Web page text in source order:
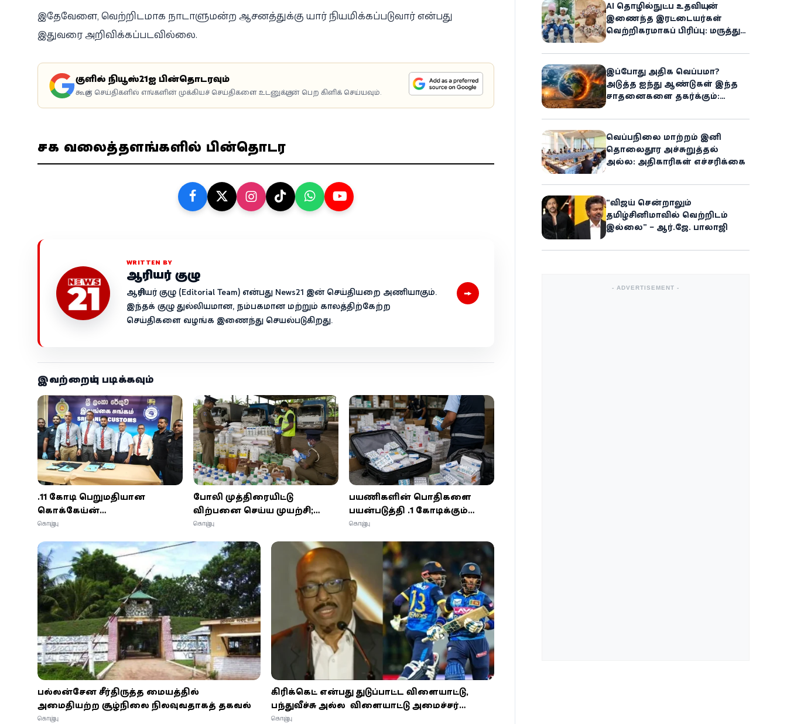
இதேவேளை, வெற்றிடமாக நாடாளுமன்ற ஆசனத்துக்கு யார் நியமிக்கப்படுவார் என்பது
இதுவரை அறிவிக்கப்படவில்லை.
கூகுளில் நியூஸ்21ஐ பின்தொடரவும்
கூகுள் செய்திகளில் எங்களின் முக்கியச் செய்திகளை உடனுக்குடன் பெற கிளிக் செய்யவும்.
சமூக வலைத்தளங்களில் பின்தொடர
WRITTEN BY
ஆசிரியர் குழு
ஆசிரியர் குழு (Editorial Team) என்பது News21 இன் செய்தியறை அணியாகும்.
இந்தக் குழு துல்லியமான, நம்பகமான மற்றும் காலத்திற்கேற்ற
செய்திகளை வழங்க இணைந்து செயல்படுகிறது.
→
இவற்றையும் படிக்கவும்
ரூ.11 கோடி பெறுமதியான
கொக்கேய்ன்
போதைப்பொருள் பறிமுதல்:
கொழும்பு
போலி முத்திரையிட்டு
விற்பனை செய்ய முயற்சி;
காலாவதியான விவசாய
கொழும்பு
பயணிகளின் பொதிகளை
பயன்படுத்தி ரூ.1 கோடிக்கும்
அதிக பெறுமதியான
கொழும்பில் களஞ்சியம்
சிக்கியது!
கொழும்பு
பல்லன்சேன சீர்திருத்த மையத்தில்
அமைதியற்ற சூழ்நிலை நிலவுவதாகத் தகவல்
கொழும்பு
கிரிக்கெட் என்பது துடுப்பாட்ட விளையாட்டு,
பந்துவீச்சு அல்ல - விளையாட்டு அமைச்சர்
பரபரப்பு கருத்து!
கொழும்பு
AI தொழில்நுட்ப உதவியுடன்
இணைந்த இரட்டையர்கள்
வெற்றிகரமாகப் பிரிப்பு: மருத்துவ
இப்போது அதிக வெப்பமா?
அடுத்த ஐந்து ஆண்டுகள் இந்த
சாதனைகளை தகர்க்கும்:
எச்சரிக்கை
வெப்பநிலை மாற்றம் இனி
தொலைதூர அச்சுறுத்தல்
அல்ல: அதிகாரிகள் எச்சரிக்கை
“விஜய் சென்றாலும்
தமிழ்சினிமாவில் வெற்றிடம்
இல்லை” – ஆர்.ஜே. பாலாஜி
- ADVERTISEMENT -